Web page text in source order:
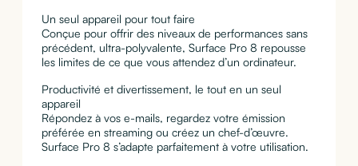
Un seul appareil pour tout faire
Conçue pour offrir des niveaux de performances sans
précédent, ultra-polyvalente, Surface Pro 8 repousse
les limites de ce que vous attendez d’un ordinateur.
Productivité et divertissement, le tout en un seul
appareil
Répondez à vos e-mails, regardez votre émission
préférée en streaming ou créez un chef-d’œuvre.
Surface Pro 8 s’adapte parfaitement à votre utilisation.